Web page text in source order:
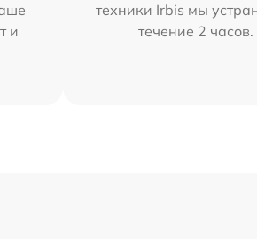
и
техники Irbis мы
течение 2 часов.